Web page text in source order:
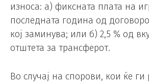
износа: а) фиксната плата на
последната година од
кој заминува; или б) 2,5 % од
отштета за трансферот.
Во случај на спорови, кои ќе